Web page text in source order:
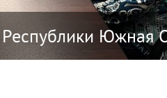
о Южная